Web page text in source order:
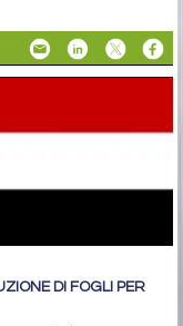
DI FOGLI PER